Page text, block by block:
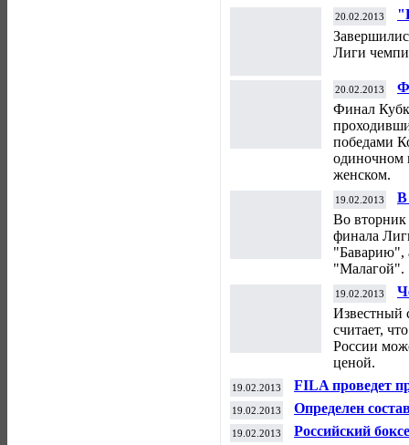
20.02.2013
Лиги
20.02.2013
Финал
победами
одиночном
женском.
19.02.2013
В
Во вторник
финала
"Баварию",
"Малагой".
19.02.2013
Известный
считает,
России
ценой.
19.02.2013
FILA проведет
Петербурге -
19.02.2013
Определен
Кубка мира в
19.02.2013 Российский